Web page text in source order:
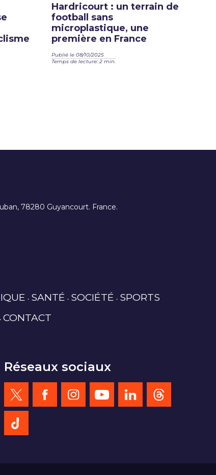
Hardricourt : un terrain de
football sans
microplastique, une
première en France
Publié le 08/10/2025
Temps de lecture: 2 min.
78280 Guyancourt. France.
SANTÉ SOCIÉTÉ SPORTS
CONTACT
Réseaux sociaux